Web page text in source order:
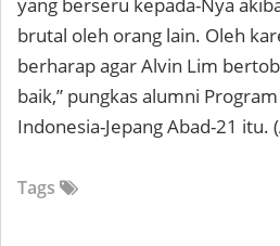
brutal oleh orang lain. Oleh
berharap agar Alvin Lim
baik,” pungkas alumni
Indonesia-Jepang Abad-21 itu.
Tags